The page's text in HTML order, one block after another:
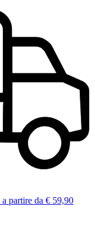
a partire da € 59,90